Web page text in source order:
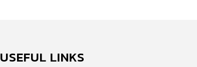
USEFUL LINKS